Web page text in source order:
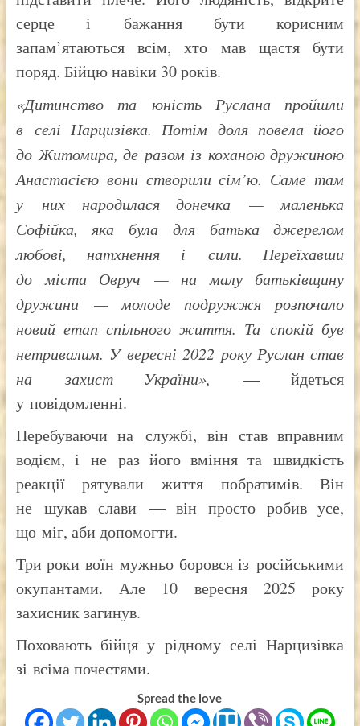
серце і бажання бути корисним
запам’ятаються всім, хто мав щастя бути
поряд. Бійцю навіки 30 років.
«Дитинство та юність Руслана пройшли
в селі Нарцизівка. Потім доля повела його
до Житомира, де разом із коханою дружиною
Анастасією вони створили сім’ю. Саме там
у них народилася донечка — маленька
Софійка, яка була для батька джерелом
любові, натхнення і сили. Переїхавши
до міста Овруч — на малу батьківщину
дружини — молоде подружжя розпочало
новий етап спільного життя. Та спокій був
нетривалим. У вересні 2022 року Руслан став
на захист України»,
— йдеться
у повідомленні.
Перебуваючи на службі, він став вправним
водієм, і не раз його вміння та швидкість
реакції рятували життя побратимів. Він
не шукав слави — він просто робив усе,
що міг, аби допомогти.
Три роки воїн мужньо боровся із російськими
окупантами. Але 10 вересня 2025 року
захисник загинув.
Поховають бійця у рідному селі Нарцизівка
зі всіма почестями.
Spread the love